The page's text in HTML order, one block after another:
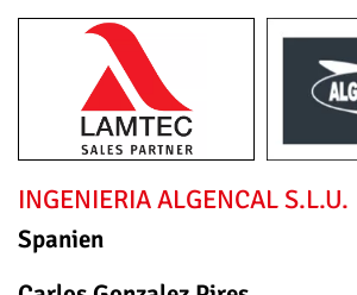
INGENIERIA ALGENCAL S.L.U.
Spanien